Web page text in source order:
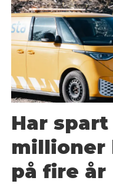
Har
millioner
på fire år